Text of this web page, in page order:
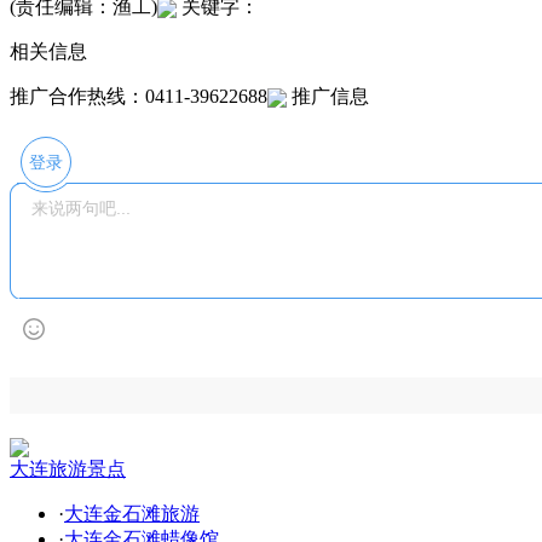
(责任编辑：渔工) 关键字：
相关信息
推广合作热线：0411-39622688 推广信息
登录
大连旅游景点
·大连金石滩旅游